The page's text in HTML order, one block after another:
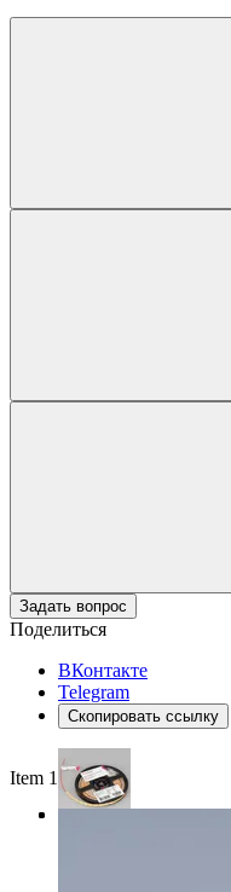
Задать вопрос
Поделиться
ВКонтакте
Telegram
Скопировать ссылку
Item 1 of 3